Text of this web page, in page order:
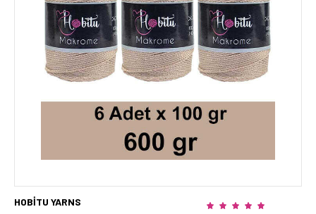
HOBİTU YARNS